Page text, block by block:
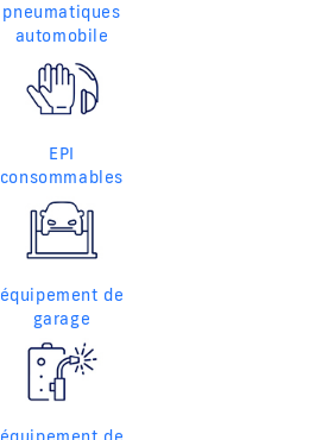
pneumatiques
automobile
EPI
consommables
équipement de
garage